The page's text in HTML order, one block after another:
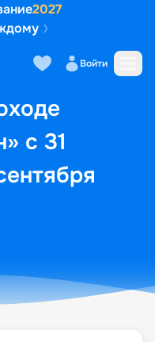
2027
Войти
с 31
Маршрут и